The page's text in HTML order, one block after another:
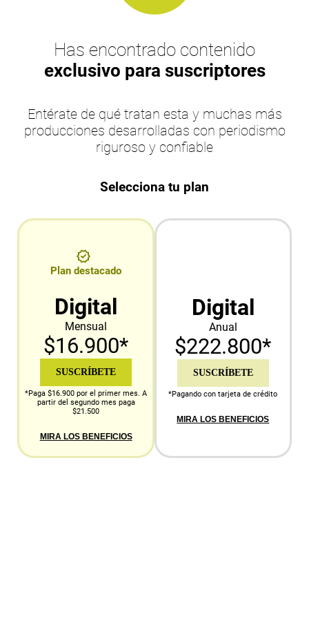
Has encontrado contenido
exclusivo para suscriptores
Entérate de qué tratan esta y muchas más
producciones desarrolladas con periodismo
riguroso y confiable
Selecciona tu plan
Plan destacado
Digital
Mensual
$16.900*
SUSCRÍBETE
*Paga $16.900 por el primer mes. A
partir del segundo mes paga
$21.500
MIRA LOS BENEFICIOS
Digital
Anual
$222.800*
SUSCRÍBETE
*Pagando con tarjeta de crédito
MIRA LOS BENEFICIOS